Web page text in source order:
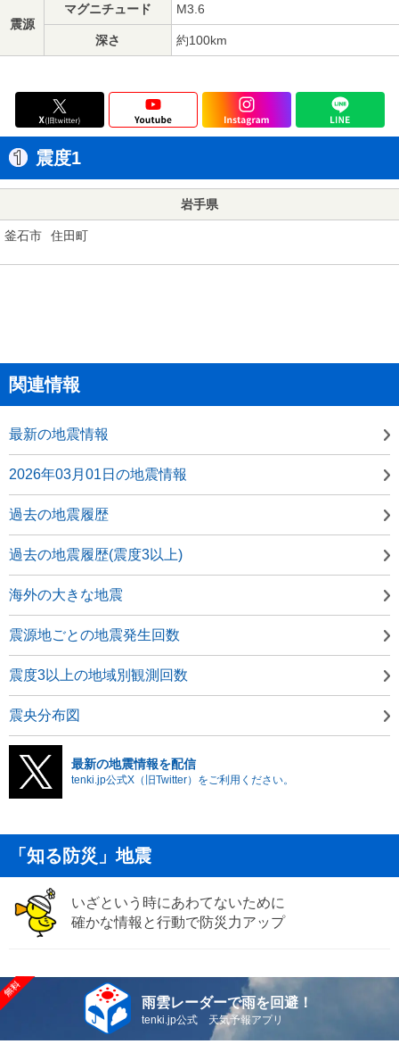
震源
マグニチュード M3.6
深さ 約100km
震度1
岩手県
釜石市 住田町
関連情報
最新の地震情報
2026年03月01日の地震情報
過去の地震履歴
過去の地震履歴(震度3以上)
海外の大きな地震
震源地ごとの地震発生回数
震度3以上の地域別観測回数
震央分布図
最新の地震情報を配信
tenki.jp公式X（旧Twitter）をご利用ください。
「知る防災」地震
いざという時にあわてないために
確かな情報と行動で防災力アップ
雨雲レーダーで雨を回避！
tenki.jp公式 天気予報アプリ